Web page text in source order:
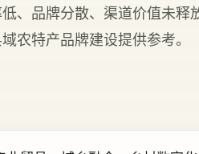
、品牌分散、渠道价值未
农特产品牌建设提供参考。